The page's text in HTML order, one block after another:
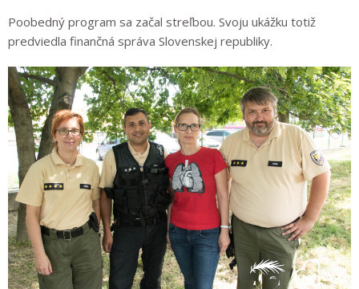
Poobedný program sa začal streľbou. Svoju ukážku totiž
predviedla finančná správa Slovenskej republiky.